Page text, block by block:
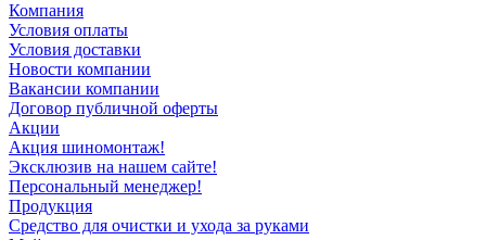
Компания
Условия оплаты
Условия доставки
Новости компании
Вакансии компании
Договор публичной оферты
Акции
Акция шиномонтаж!
Эксклюзив на нашем сайте!
Персональный менеджер!
Продукция
Средство для очистки и ухода за руками